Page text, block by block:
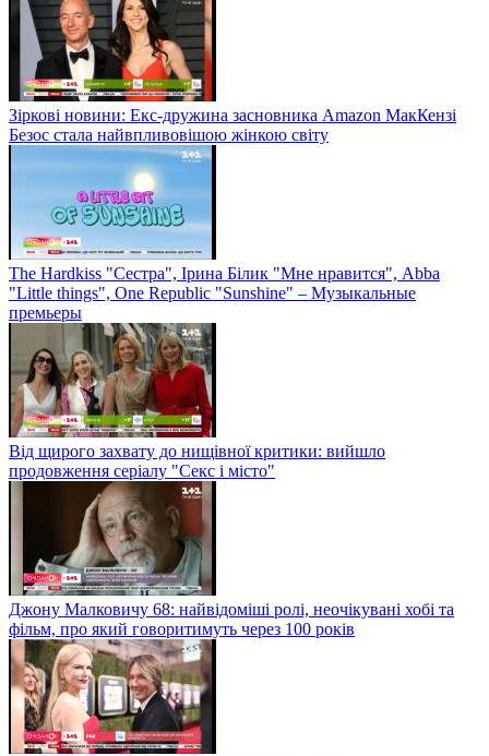
Зіркові новини: Екс-дружина засновника Amazon МакКензі
Безос стала найвпливовішою жінкою світу
The Hardkiss "Сестра", Ірина Білик "Мне нравится", Abba
"Little things", One Republic "Sunshine" – Музыкальные
премьеры
Від щирого захвату до нищівної критики: вийшло
продовження серіалу "Секс і місто"
Джону Малковичу 68: найвідоміші ролі, неочікувані хобі та
фільм, про який говоритимуть через 100 років